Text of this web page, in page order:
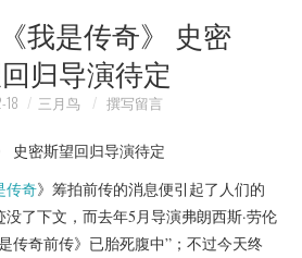
我是传奇》 史密
归导演待定
18 三月鸟 撰写留言
传奇》筹拍前传的消息便引起了人们的
了下文，而去年5月导演弗朗西斯·劳伦
传奇前传》已胎死腹中”；不过今天终